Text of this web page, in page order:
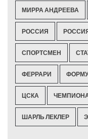
МИРРА АНДРЕЕВА
РОССИЯ
СПОРТСМЕН
ФЕРРАРИ
ЦСКА
ШАРЛЬ ЛЕКЛЕР